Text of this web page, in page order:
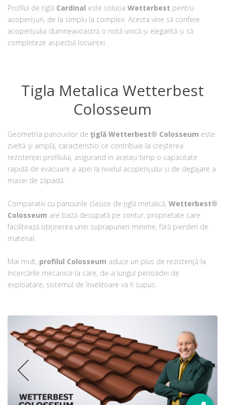
Profilul de tiglă Cardinal este soluția Wetterbest pentru
acoperișuri, de la simplu la complex. Acesta vine să confere
acoperișului dumneavoastră o notă unică și elegantă și să
completeze aspectul locuinței.
Tigla Metalica Wetterbest
Colosseum
Geometria panourilor de ţiglă Wetterbest® Colosseum este
zveltă şi amplă, caracteristici ce contribuie la creşterea
rezistenței profilului, asigurand in același timp o capacitate
rapidă de evacuare a apei la nivelul acoperișului și de degajare a
masei de zăpadă.
Comparativ cu panourile clasice de ţiglă metalică, Wetterbest®
Colosseum are bază decupată pe contur, proprietate care
facilitează obţinerea unei suprapuneri minime, fără pierderi de
material.
Mai mult, profilul Colosseum aduce un plus de rezistenţă la
încercările mecanice la care, de-a lungul perioadei de
exploatare, sistemul de învelitoare va fi supus.